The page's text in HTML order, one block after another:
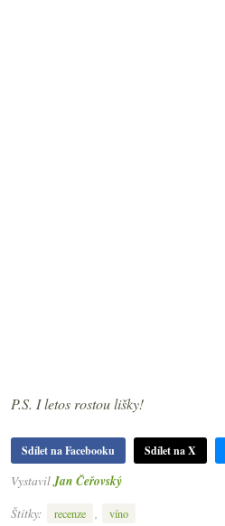
P.S. I letos rostou lišky!
Sdílet na Facebooku Sdílet na X
Vystavil Jan Čeřovský
Štítky:
recenze , víno